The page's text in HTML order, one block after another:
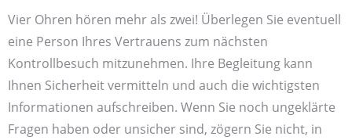
Vier Ohren hören mehr als zwei! Überlegen Sie eventuell
eine Person Ihres Vertrauens zum nächsten
Kontrollbesuch mitzunehmen. Ihre Begleitung kann
Ihnen Sicherheit vermitteln und auch die wichtigsten
Informationen aufschreiben. Wenn Sie noch ungeklärte
Fragen haben oder unsicher sind, zögern Sie nicht, in